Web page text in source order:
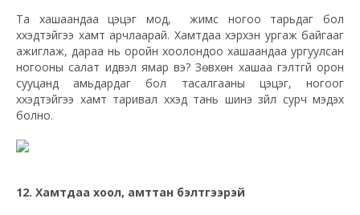
Та хашаандаа цэцэг мод, жимс ногоо тарьдаг бол
хүүхэдтэйгээ хамт арчлаарай. Хамтдаа хэрхэн ургаж байгааг
ажиглаж, дараа нь оройн хоолондоо хашаандаа ургуулсан
ногооны салат идвэл ямар вэ? Зөвхөн хашаа гэлтгүй орон
сууцанд амьдардаг бол тасалгааны цэцэг, ногоог
хүүхэдтэйгээ хамт таривал хүүхэд тань шинэ зүйл сурч мэдэх
болно.
12. Хамтдаа хоол, амттан бэлтгээрэй